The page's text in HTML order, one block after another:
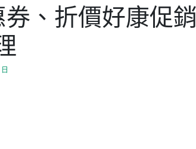
、折價好康促銷